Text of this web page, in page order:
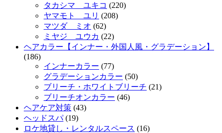
タカシマ ユキコ (220)
ヤマモト ユリ (208)
マツダ ミオ (62)
ミヤジ ユウカ (22)
ヘアカラー【インナー・外国人風・グラデーション】
(186)
インナーカラー (77)
グラデーションカラー (50)
ブリーチ・ホワイトブリーチ (21)
ブリーチオンカラー (46)
ヘアケア対策 (43)
ヘッドスパ(19)
ロケ地貸し・レンタルスペース (16)